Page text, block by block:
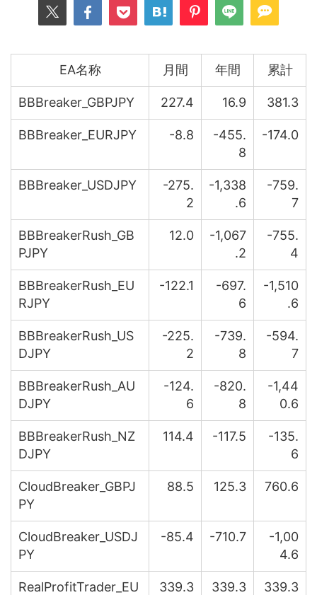
EA名称 月間 年間 累計
BBBreaker_GBPJPY 227.4 16.9 381.3
BBBreaker_EURJPY -8.8
-455.
8
-174.0
BBBreaker_USDJPY
-275.
2
-1,338
.6
-759.
7
BBBreakerRush_GB
PJPY
12.0
-1,067
.2
-755.
4
BBBreakerRush_EU
RJPY
-122.1
-697.
6
-1,510
.6
BBBreakerRush_US
DJPY
-225.
2
-739.
8
-594.
7
BBBreakerRush_AU
DJPY
-124.
6
-820.
8
-1,44
0.6
BBBreakerRush_NZ
DJPY
114.4 -117.5
-135.
6
CloudBreaker_GBPJ
PY
88.5 125.3 760.6
CloudBreaker_USDJ
PY
-85.4 -710.7
-1,00
4.6
RealProfitTrader_EU
339.3 339.3 339.3